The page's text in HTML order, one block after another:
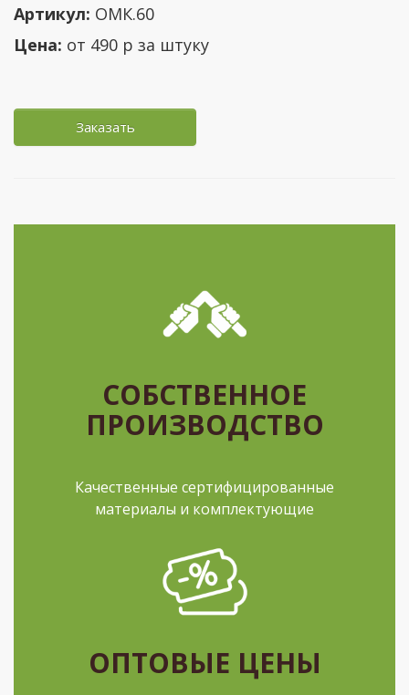
Артикул: ОМК.60
Цена: от 490 р за штуку
Заказать
СОБСТВЕННОЕ
ПРОИЗВОДСТВО
Качественные сертифицированные
материалы и комплектующие
ОПТОВЫЕ ЦЕНЫ